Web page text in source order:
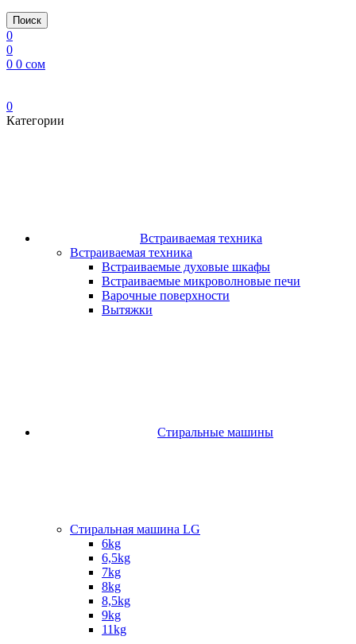
Поиск
0
0
0 0 сом
0
Категории
Встраиваемая техника
Встраиваемая техника
Встраиваемые духовые шкафы​
Встраиваемые микроволновые печи​
Варочные поверхности​
Вытяжки
Стиральные машины
Стиральная машина LG
6kg
6,5kg
7kg
8kg
8,5kg
9kg
11kg